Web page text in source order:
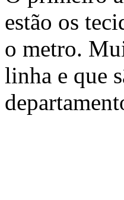
estão os
o metro.
linha e que